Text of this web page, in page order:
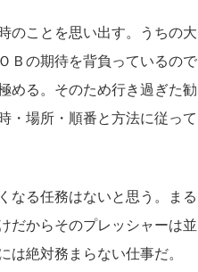
のことを思い出す。うちの大
Ｂの期待を背負っているので
める。そのため行き過ぎた勧
・場所・順番と方法に従って
なる任務はないと思う。まる
だからそのプレッシャーは並
絶対務まらない仕事だ。